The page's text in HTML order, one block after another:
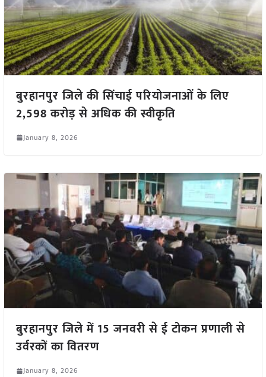
बुरहानपुर जिले की सिंचाई परियोजनाओं के लिए
2,598 करोड़ से अधिक की स्वीकृति
January 8, 2026
बुरहानपुर जिले में 15 जनवरी से ई टोकन प्रणाली से
उर्वरकों का वितरण
January 8, 2026